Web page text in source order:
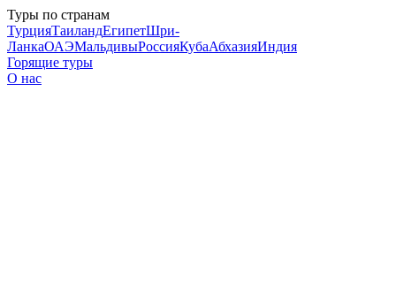
Туры по странам
ТурцияТаиландЕгипетШри-
ЛанкаОАЭМальдивыРоссияКубаАбхазияИндия
Горящие туры
О нас